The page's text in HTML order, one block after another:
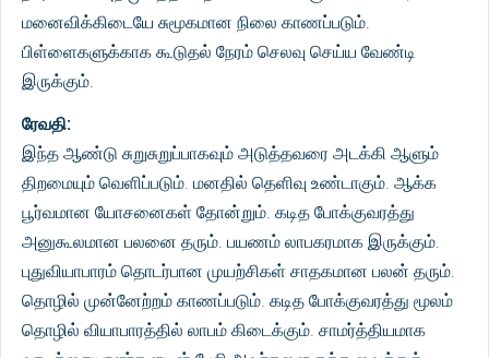
மனைவிக்கிடையே சுமூகமான நிலை காணப்படும்.
பிள்ளைகளுக்காக கூடுதல் நேரம் செலவு செய்ய வேண்டி
இருக்கும்.
ரேவதி:
இந்த ஆண்டு சுறுசுறுப்பாகவும் அடுத்தவரை அடக்கி ஆளும்
திறமையும் வெளிப்படும். மனதில் தெளிவு உண்டாகும். ஆக்க
பூர்வமான யோசனைகள் தோன்றும். கடித போக்குவரத்து
அனுகூலமான பலனை தரும். பயணம் லாபகரமாக இருக்கும்.
புதுவியாபாரம் தொடர்பான முயற்சிகள் சாதகமான பலன் தரும்.
தொழில் முன்னேற்றம் காணப்படும். கடித போக்குவரத்து மூலம்
தொழில் வியாபாரத்தில் லாபம் கிடைக்கும். சாமர்த்தியமாக